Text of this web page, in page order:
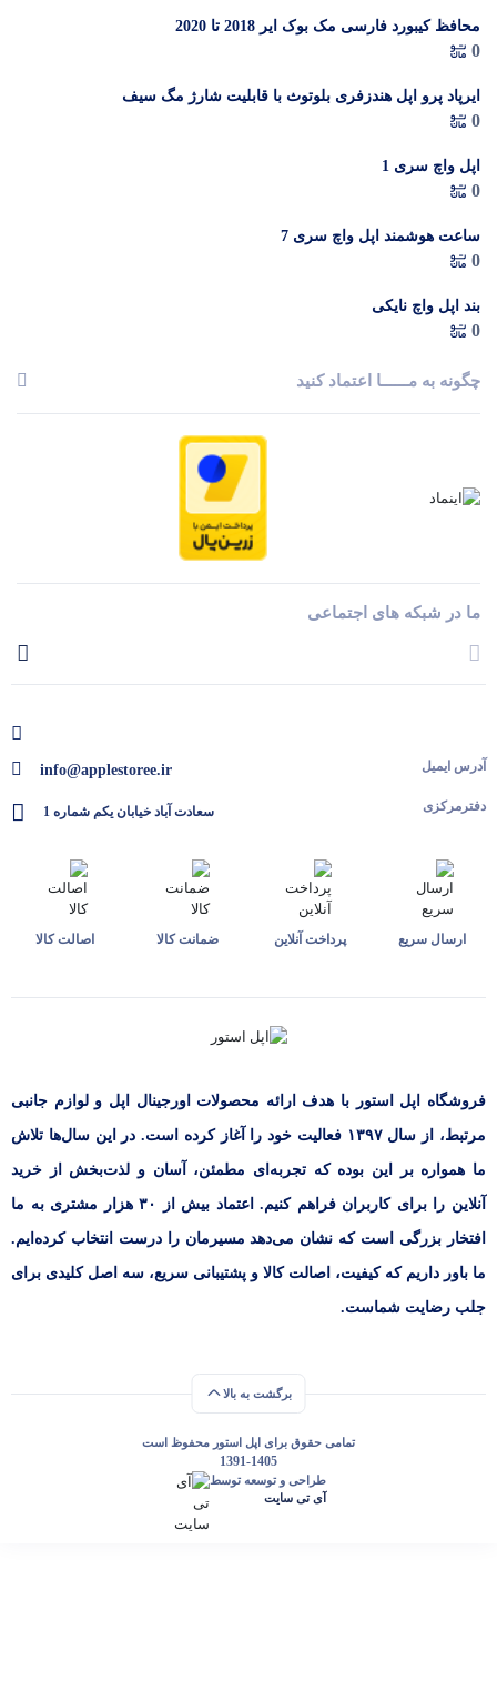
محافظ کیبورد فارسی مک بوک ایر 2018 تا 2020
0
ایرپاد پرو اپل هندزفری بلوتوث با قابلیت شارژ مگ سیف
0
اپل واچ سری 1
0
ساعت هوشمند اپل واچ سری 7
0
بند اپل واچ نایکی
0
چگونه به مــــــا اعتماد کنید
ما در شبکه های اجتماعی
آدرس ایمیل
دفترمرکزی
info@applestoree.ir
سعادت آباد خیابان یکم شماره 1
ارسال سریع پرداخت آنلاین ضمانت کالا اصالت کالا
فروشگاه اپل استور با هدف ارائه‌ محصولات اورجینال اپل و لوازم جانبی
مرتبط، از سال ۱۳۹۷ فعالیت خود را آغاز کرده است. در این سال‌ها تلاش
ما همواره بر این بوده که تجربه‌ای مطمئن، آسان و لذت‌بخش از خرید
آنلاین را برای کاربران فراهم کنیم. اعتماد بیش از ۳۰ هزار مشتری به ما
افتخار بزرگی است که نشان می‌دهد مسیرمان را درست انتخاب کرده‌ایم.
ما باور داریم که کیفیت، اصالت کالا و پشتیبانی سریع، سه اصل کلیدی برای
جلب رضایت شماست.
برگشت به بالا
تمامی حقوق برای اپل استور محفوظ است
1391-1405
طراحی و توسعه توسط
آی تی سایت